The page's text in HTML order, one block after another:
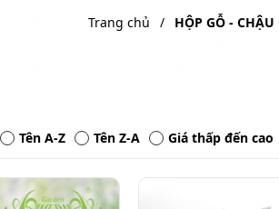
Trang chủ HỘP GỖ - CHẬU
Tên A-Z Tên Z-A Giá thấp đến cao